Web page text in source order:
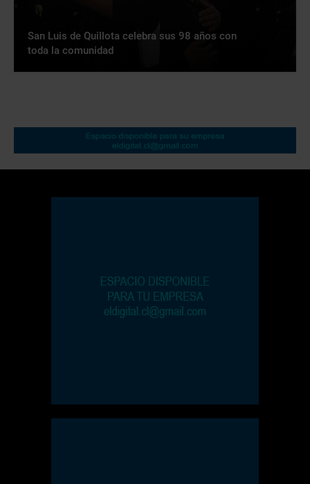
San Luis de Quillota celebra sus 98 años con
toda la comunidad